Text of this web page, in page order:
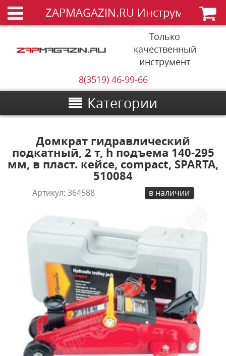
ZAPMAGAZIN.RU Инструменты
Только
качественный
инструмент
8(3519) 46-99-66
Категории
Домкрат гидравлический
подкатный, 2 т, h подъема 140-295
мм, в пласт. кейсе, compact, SPARTA,
510084
Артикул:364588 в наличии